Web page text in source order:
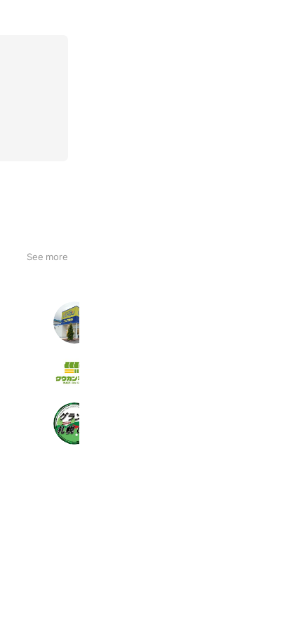
See more